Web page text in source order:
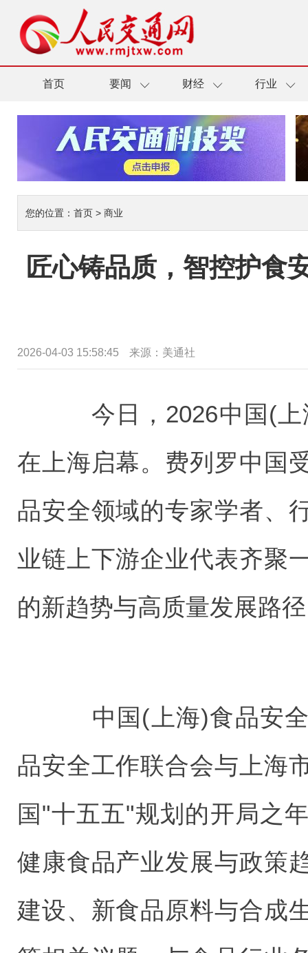
首页 要闻 财经 行业
您的位置： 首页 > 商业
匠心铸品质，智控护食
2026-04-03 15:58:45 来源：美通社
今日，2026中国(上
在上海启幕。费列罗中国
品安全领域的专家学者、
业链上下游企业代表齐聚
的新趋势与高质量发展路
中国(上海)食品安全
品安全工作联合会与上海
国"十五五"规划的开局之
健康食品产业发展与政策
建设、新食品原料与合成